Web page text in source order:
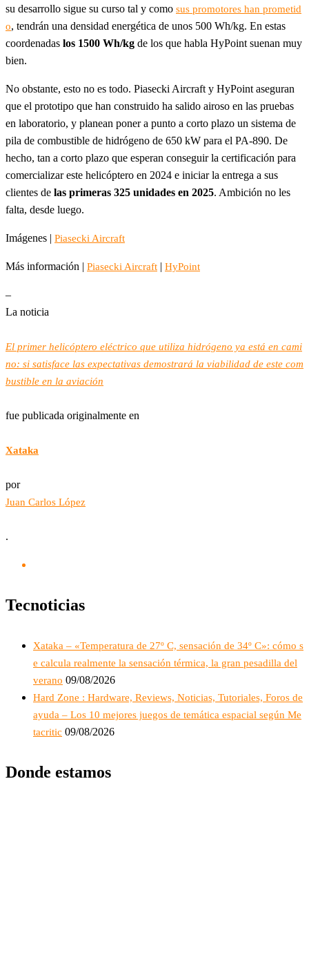
su desarrollo sigue su curso tal y como sus promotores han prometid
o, tendrán una densidad energética de unos 500 Wh/kg. En estas
coordenadas los 1500 Wh/kg de los que habla HyPoint suenan muy
bien.
No obstante, esto no es todo. Piasecki Aircraft y HyPoint aseguran
que el prototipo que han construido ha salido airoso en las pruebas
en laboratorio, y planean poner a punto a corto plazo un sistema de
pila de combustible de hidrógeno de 650 kW para el PA-890. De
hecho, tan a corto plazo que esperan conseguir la certificación para
comercializar este helicóptero en 2024 e iniciar la entrega a sus
clientes de las primeras 325 unidades en 2025. Ambición no les
falta, desde luego.
Imágenes | Piasecki Aircraft
Más información | Piasecki Aircraft | HyPoint
–
La noticia
El primer helicóptero eléctrico que utiliza hidrógeno ya está en cami
no: si satisface las expectativas demostrará la viabilidad de este com
bustible en la aviación
fue publicada originalmente en
Xataka
por
Juan Carlos López
.
Tecnoticias
Xataka – «Temperatura de 27º C, sensación de 34º C»: cómo s
e calcula realmente la sensación térmica, la gran pesadilla del
verano 09/08/2026
Hard Zone : Hardware, Reviews, Noticias, Tutoriales, Foros de
ayuda – Los 10 mejores juegos de temática espacial según Me
tacritic 09/08/2026
Donde estamos